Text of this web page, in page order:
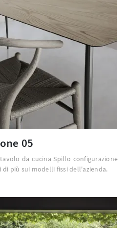
05
da cucina Spillo configurazione
di più sui modelli fissi dell'azienda.